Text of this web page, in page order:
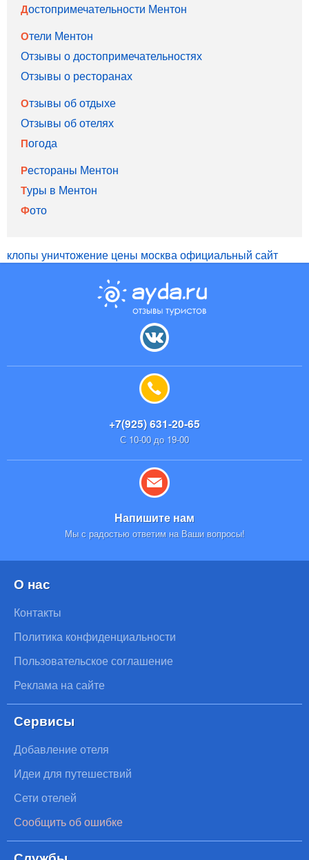
Достопримечательности Ментон
Отели Ментон
Отзывы о достопримечательностях
Отзывы о ресторанах
Отзывы об отдыхе
Отзывы об отелях
Погода
Рестораны Ментон
Туры в Ментон
Фото
клопы уничтожение цены москва официальный сайт
+7(925) 631-20-65
С 10-00 до 19-00
Напишите нам
Мы с радостью ответим на Ваши вопросы!
О нас
Контакты
Политика конфиденциальности
Пользовательское соглашение
Реклама на сайте
Сервисы
Добавление отеля
Идеи для путешествий
Сети отелей
Сообщить об ошибке